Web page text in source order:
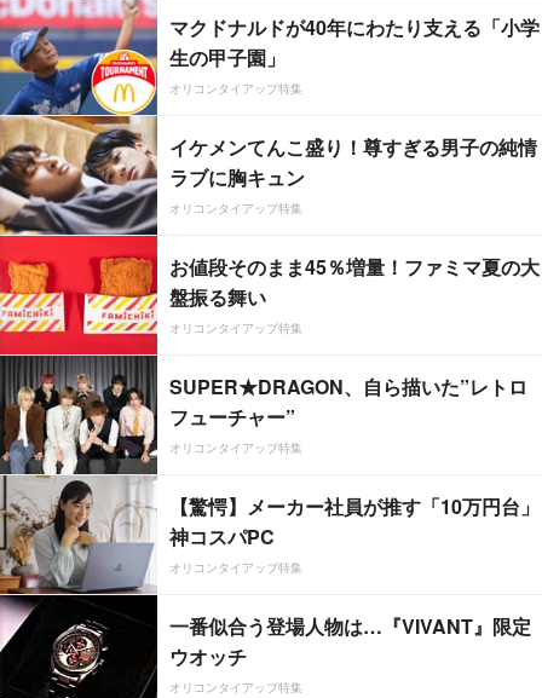
マクドナルドが40年にわたり支える「小学
生の甲子園」
オリコンタイアップ特集
イケメンてんこ盛り！尊すぎる男子の純情
ラブに胸キュン
オリコンタイアップ特集
お値段そのまま45％増量！ファミマ夏の大
盤振る舞い
オリコンタイアップ特集
SUPER★DRAGON、自ら描いた”レトロ
フューチャー”
オリコンタイアップ特集
【驚愕】メーカー社員が推す「10万円台」
神コスパPC
オリコンタイアップ特集
一番似合う登場人物は…『VIVANT』限定
ウオッチ
オリコンタイアップ特集